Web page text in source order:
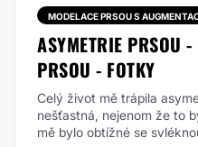
MODELACE PRSOU S
ASYMETRIE PRSOU -
PRSOU - FOTKY
Celý život mě trápila
nešťastná, nejenom že to
mě bylo obtížné se